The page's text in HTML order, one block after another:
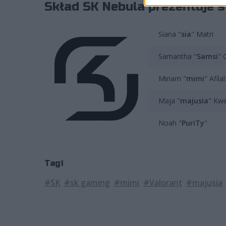
Skład SK Nebula prezentuje
Siana "sia" Matri
Samantha "Samsi"
Miriam "mimi" Afilal
Maja "majusia"
Noah "PuriTy"
Tagi
#SK #sk gaming #mimi #Valorant #majusia